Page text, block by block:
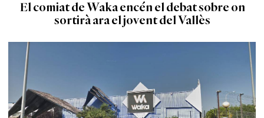
El comiat de Waka encén el debat sobre on
sortirà ara el jovent del Vallès